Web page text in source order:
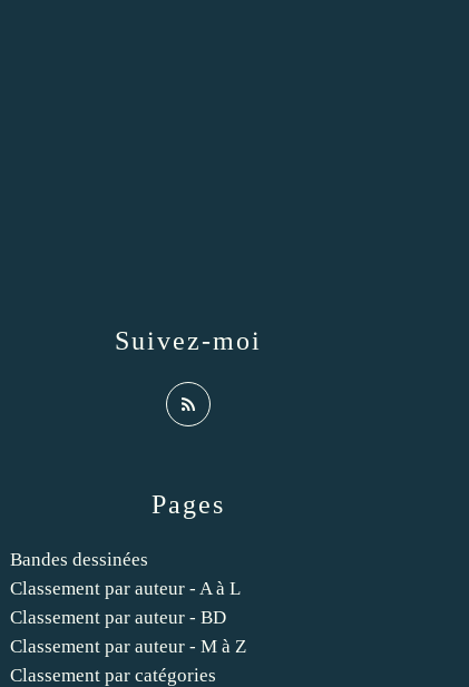
Pages
Bandes dessinées
Classement par auteur - A à L
Classement par auteur - BD
Classement par auteur - M à Z
Classement par catégories
Suivez-moi